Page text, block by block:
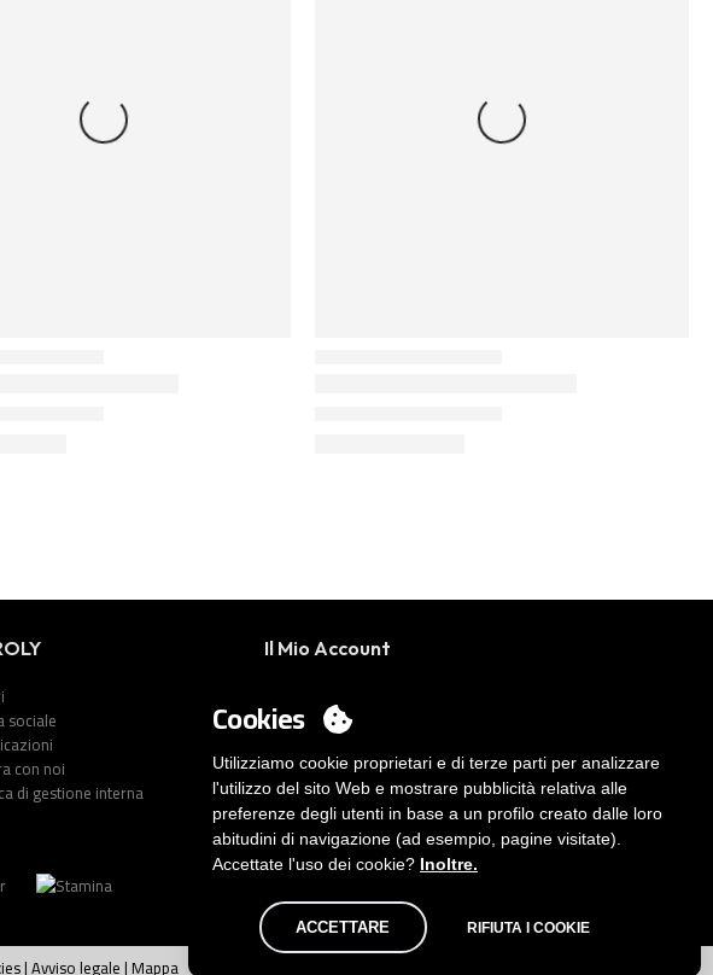
sociale
con noi
di gestione interna
Il Mio Account
Vuoi essere cliente?
|Avviso legale|Mappa
Cookies
Utilizziamo cookie proprietari e di terze parti per analizzare
l'utilizzo del sito Web e mostrare pubblicità relativa alle
preferenze degli utenti in base a un profilo creato dalle loro
abitudini di navigazione (ad esempio, pagine visitate).
Accettate l'uso dei cookie? Inoltre.
ACCETTARE RIFIUTA I COOKIE